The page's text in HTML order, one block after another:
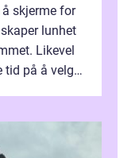
skjerme for
lunhet
Likevel
tid på å velge